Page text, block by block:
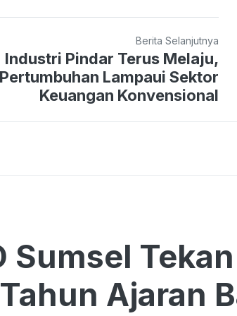
Berita Selanjutnya
Industri Pindar Terus Melaju,
Pertumbuhan Lampaui Sektor
Keuangan Konvensional
Harga di Tengah
Ajaran